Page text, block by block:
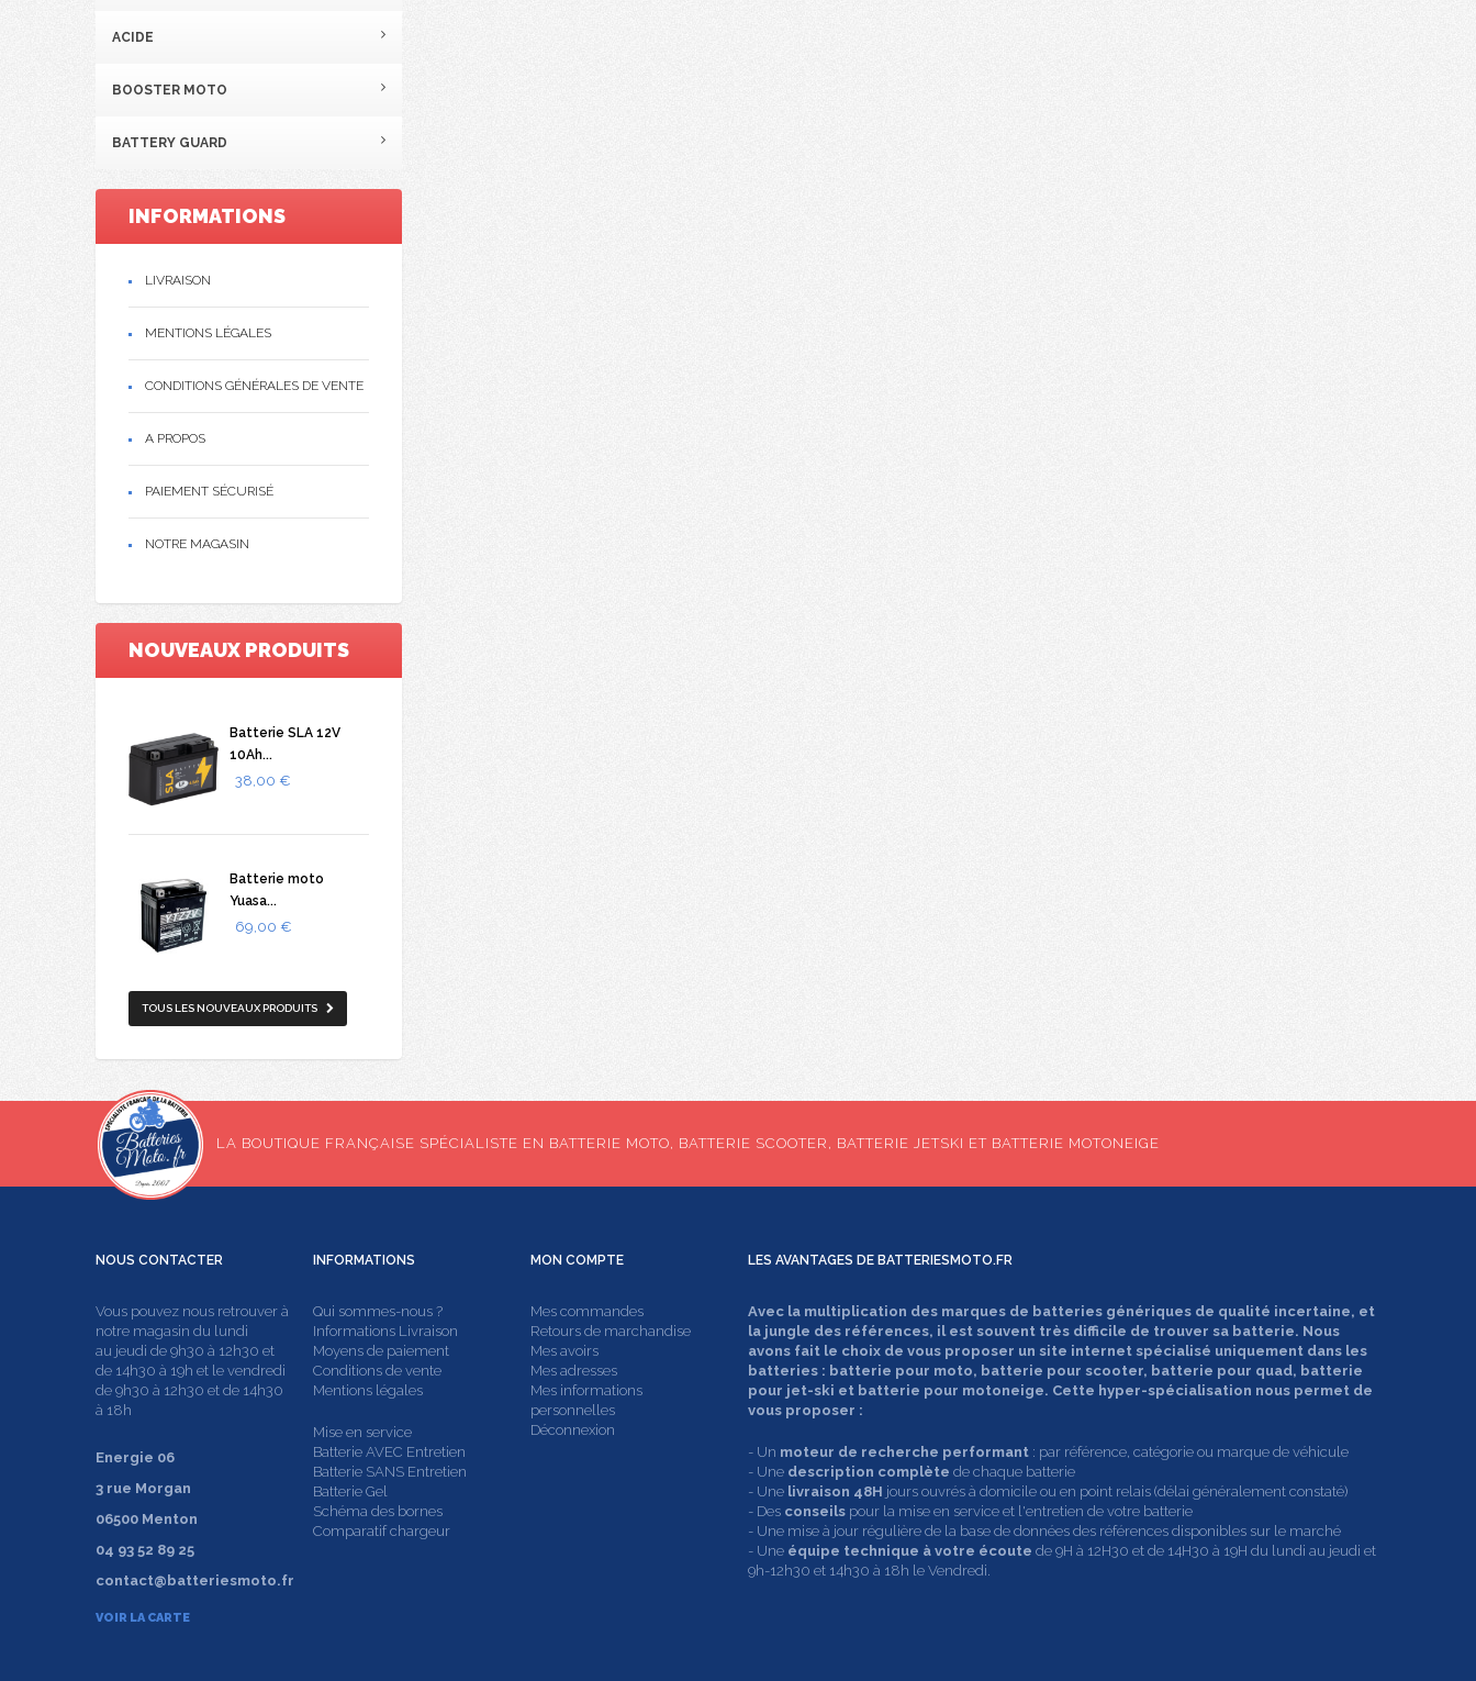
ACIDE
BOOSTER MOTO
BATTERY GUARD
INFORMATIONS
LIVRAISON
MENTIONS LÉGALES
CONDITIONS GÉNÉRALES DE VENTE
A PROPOS
PAIEMENT SÉCURISÉ
NOTRE MAGASIN
NOUVEAUX PRODUITS
Batterie SLA 12V
10Ah...
38,00 €
Batterie moto
Yuasa...
69,00 €
TOUS LES NOUVEAUX PRODUITS
LA BOUTIQUE FRANÇAISE SPÉCIALISTE EN BATTERIE MOTO, BATTERIE SCOOTER, BATTERIE JETSKI ET BATTERIE MOTONEIGE
NOUS CONTACTER
Vous pouvez nous retrouver à
notre magasin du lundi
au jeudi de 9h30 à 12h30 et
de 14h30 à 19h et le vendredi
de 9h30 à 12h30 et de 14h30
à 18h
Energie 06
3 rue Morgan
06500 Menton
04 93 52 89 25
contact@batteriesmoto.fr
VOIR LA CARTE
INFORMATIONS
Qui sommes-nous ?
Informations Livraison
Moyens de paiement
Conditions de vente
Mentions légales
Mise en service
Batterie AVEC Entretien
Batterie SANS Entretien
Batterie Gel
Schéma des bornes
Comparatif chargeur
MON COMPTE
Mes commandes
Retours de marchandise
Mes avoirs
Mes adresses
Mes informations
personnelles
Déconnexion
LES AVANTAGES DE BATTERIESMOTO.FR
Avec la multiplication des marques de batteries génériques de qualité incertaine, et
la jungle des références, il est souvent très difficile de trouver sa batterie. Nous
avons fait le choix de vous proposer un site internet spécialisé uniquement dans les
batteries : batterie pour moto, batterie pour scooter, batterie pour quad, batterie
pour jet-ski et batterie pour motoneige. Cette hyper-spécialisation nous permet de
vous proposer :
- Un moteur de recherche performant : par référence, catégorie ou marque de véhicule
- Une description complète de chaque batterie
- Une livraison 48H jours ouvrés à domicile ou en point relais (délai généralement constaté)
- Des conseils pour la mise en service et l'entretien de votre batterie
- Une mise à jour régulière de la base de données des références disponibles sur le marché
- Une équipe technique à votre écoute de 9H à 12H30 et de 14H30 à 19H du lundi au jeudi et
9h-12h30 et 14h30 à 18h le Vendredi.